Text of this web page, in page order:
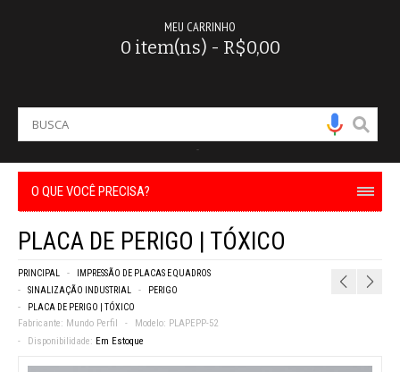
MEU CARRINHO
0 item(ns) - R$0,00
-
O QUE VOCÊ PRECISA?
PLACA DE PERIGO | TÓXICO
PRINCIPAL
IMPRESSÃO DE PLACAS E QUADROS
SINALIZAÇÃO INDUSTRIAL
PERIGO
PLACA DE PERIGO | TÓXICO
Fabricante: Mundo Perfil Modelo: PLAPEPP-52
Disponibilidade: Em Estoque